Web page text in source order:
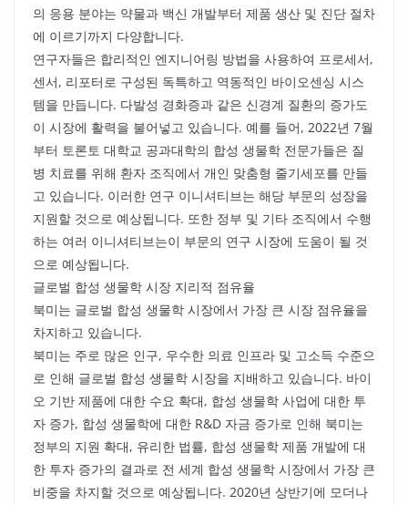
의 응용 분야는 약물과 백신 개발부터 제품 생산 및 진단 절차
에 이르기까지 다양합니다.
연구자들은 합리적인 엔지니어링 방법을 사용하여 프로세서,
센서, 리포터로 구성된 독특하고 역동적인 바이오센싱 시스
템을 만듭니다. 다발성 경화증과 같은 신경계 질환의 증가도
이 시장에 활력을 불어넣고 있습니다. 예를 들어, 2022년 7월
부터 토론토 대학교 공과대학의 합성 생물학 전문가들은 질
병 치료를 위해 환자 조직에서 개인 맞춤형 줄기세포를 만들
고 있습니다. 이러한 연구 이니셔티브는 해당 부문의 성장을
지원할 것으로 예상됩니다. 또한 정부 및 기타 조직에서 수행
하는 여러 이니셔티브는이 부문의 연구 시장에 도움이 될 것
으로 예상됩니다.
글로벌 합성 생물학 시장 지리적 점유율
북미는 글로벌 합성 생물학 시장에서 가장 큰 시장 점유율을
차지하고 있습니다.
북미는 주로 많은 인구, 우수한 의료 인프라 및 고소득 수준으
로 인해 글로벌 합성 생물학 시장을 지배하고 있습니다. 바이
오 기반 제품에 대한 수요 확대, 합성 생물학 사업에 대한 투
자 증가, 합성 생물학에 대한 R&D 자금 증가로 인해 북미는
정부의 지원 확대, 유리한 법률, 합성 생물학 제품 개발에 대
한 투자 증가의 결과로 전 세계 합성 생물학 시장에서 가장 큰
비중을 차지할 것으로 예상됩니다. 2020년 상반기에 모더나